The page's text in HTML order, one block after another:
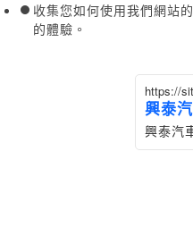
收集您如何使用我們網站
的體驗。
https://
興泰
興泰汽